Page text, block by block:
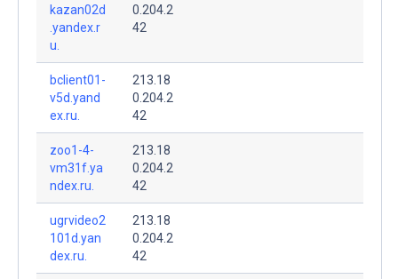
kazan02d
.yandex.r
u.
0.204.2
42
bclient01-
v5d.yand
ex.ru.
213.18
0.204.2
42
zoo1-4-
vm31f.ya
ndex.ru.
213.18
0.204.2
42
ugrvideo2
101d.yan
dex.ru.
213.18
0.204.2
42